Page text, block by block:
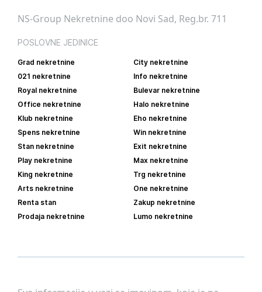
NS-Group Nekretnine doo Novi Sad, Reg.br. 711
POSLOVNE JEDINICE
Grad nekretnine
City nekretnine
021 nekretnine
Info nekretnine
Royal nekretnine
Bulevar nekretnine
Office nekretnine
Halo nekretnine
Klub nekretnine
Eho nekretnine
Spens nekretnine
Win nekretnine
Stan nekretnine
Exit nekretnine
Play nekretnine
Max nekretnine
King nekretnine
Trg nekretnine
Arts nekretnine
One nekretnine
Renta stan
Zakup nekretnine
Prodaja nekretnine
Lumo nekretnine